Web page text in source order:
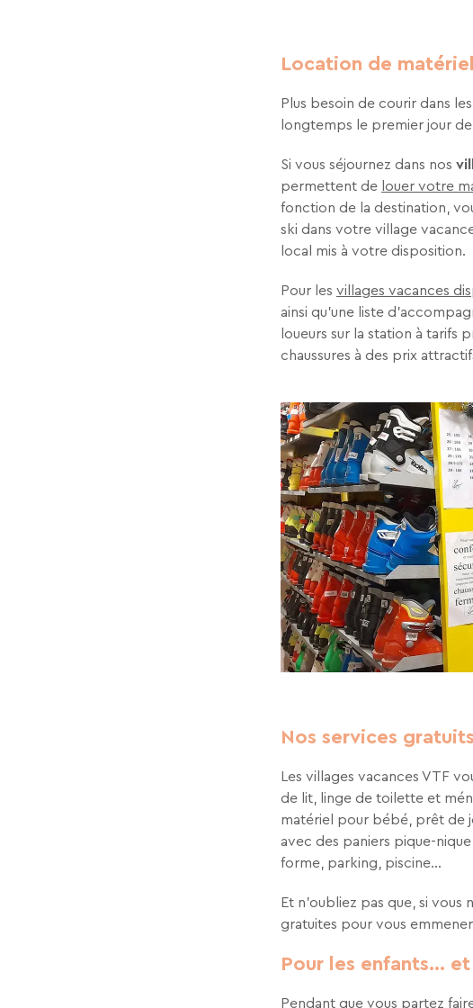
Location de
Plus besoin de courir dans
longtemps le premier jour
Si vous séjournez dans nos
permettent de louer votre
fonction de la destination,
ski dans votre village
local mis à votre disposition.
Pour les villages vacances
ainsi qu’une liste
loueurs sur la station à tarifs
chaussures à des prix
Nos services
Les villages vacances VTF
de lit, linge de toilette et
matériel pour bébé, prêt de
avec des paniers pique-
forme, parking, piscine…
Et n’oubliez pas que, si
gratuites pour vous
Pour les enfants…
Pendant que vous partez